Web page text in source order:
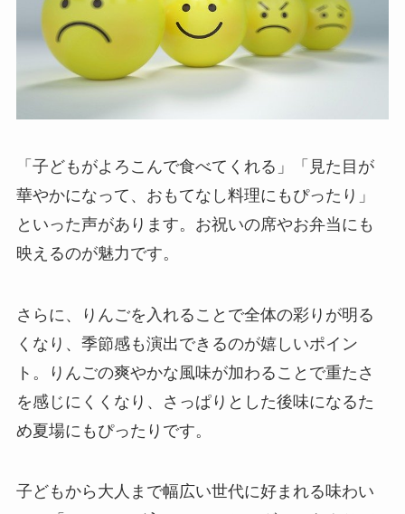
「子どもがよろこんで食べてくれる」「見た目が
華やかになって、おもてなし料理にもぴったり」
といった声があります。お祝いの席やお弁当にも
映えるのが魅力です。
さらに、りんごを入れることで全体の彩りが明る
くなり、季節感も演出できるのが嬉しいポイン
ト。りんごの爽やかな風味が加わることで重たさ
を感じにくくなり、さっぱりとした後味になるた
め夏場にもぴったりです。
子どもから大人まで幅広い世代に好まれる味わい